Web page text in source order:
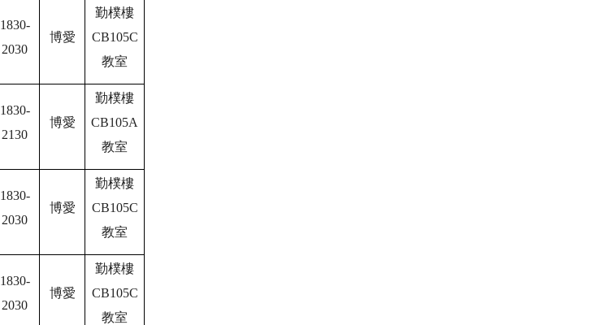
1830-
2030
博愛
勤樸樓
CB105C
教室
1830-
2130
博愛
勤樸樓
CB105A
教室
1830-
2030
博愛
勤樸樓
CB105C
教室
1830-
2030
博愛
勤樸樓
CB105C
教室